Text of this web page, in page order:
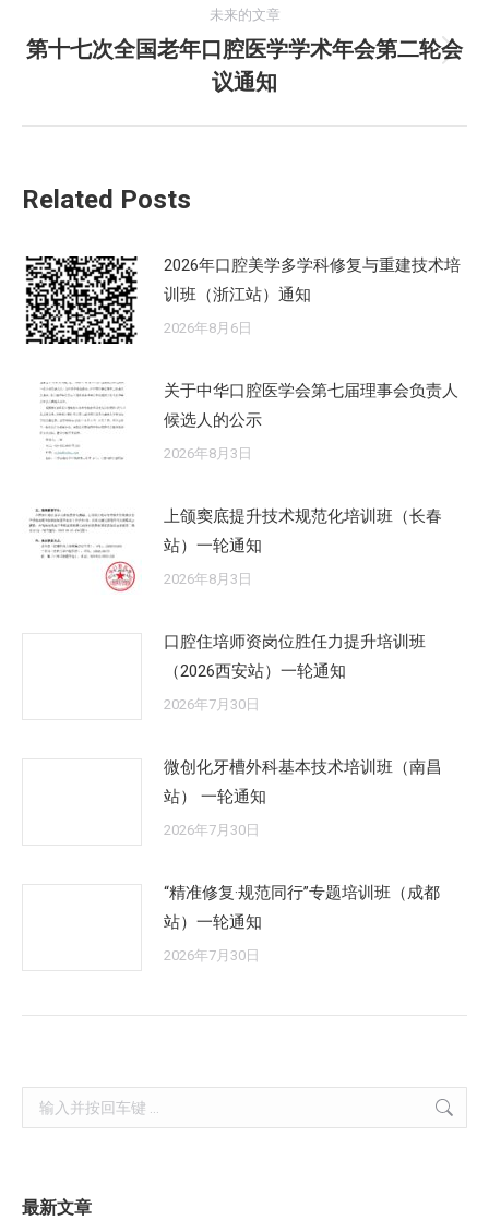
文
章：
未来的文章
未
来
的
第十七次全国老年口腔医学学术年会第二轮会
议通知
Related Posts
2026年口腔美学多学科修复与重建技术培
训班（浙江站）通知
2026年8月6日
关于中华口腔医学会第七届理事会负责人
候选人的公示
2026年8月3日
上颌窦底提升技术规范化培训班（长春
站）一轮通知
2026年8月3日
口腔住培师资岗位胜任力提升培训班
（2026西安站）一轮通知
2026年7月30日
微创化牙槽外科基本技术培训班（南昌
站） 一轮通知
2026年7月30日
“精准修复·规范同行”专题培训班（成都
站）一轮通知
2026年7月30日
Search:
最新文章